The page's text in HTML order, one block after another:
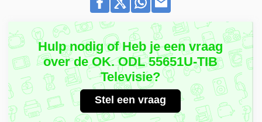
Hulp nodig of Heb je een vraag
over de OK. ODL 55651U-TIB
Televisie?
Stel een vraag